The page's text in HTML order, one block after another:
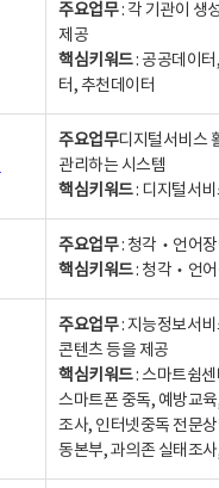
주요업무: 각 기관이 생
제공
핵심키워드: 공공데이터
터, 추천데이터
주요업무디지털서비스
관리하는 시스템
핵심키워드: 디지털서비
주요업무: 청각‧언어장
핵심키워드: 청각‧언어
주요업무: 지능정보서비
콘텐츠 등을 제공
핵심키워드: 스마트쉼센
스마트폰 중독, 예방교
조사, 인터넷중독 전문
동본부, 과의존 실태조